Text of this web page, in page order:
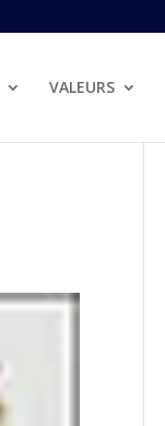
VALEURS